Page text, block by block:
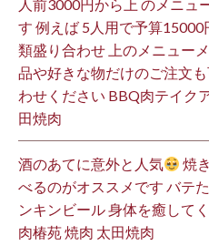
人前3000円から上 のメニュ
す 例えば 5人用で予算
類盛り合わせ 上のメニュー
品や好きな物だけのご注文
わせください BBQ肉テイク
田焼肉
酒のあてに意外と人気 焼
べるのがオススメです バテ
ンキンビール 身体を癒して
肉椿苑 焼肉 太田焼肉